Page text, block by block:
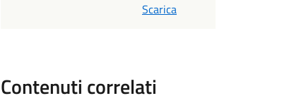
Scarica
Contenuti correlati